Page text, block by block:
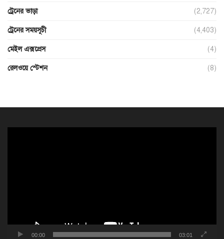
ট্রেনের ভাড়া (2,727)
ট্রেনের সময়সূচী (4,403)
মেইল এক্সপ্রেস (4)
রেলওয়ে স্টেশন (8)
00:00 03:01